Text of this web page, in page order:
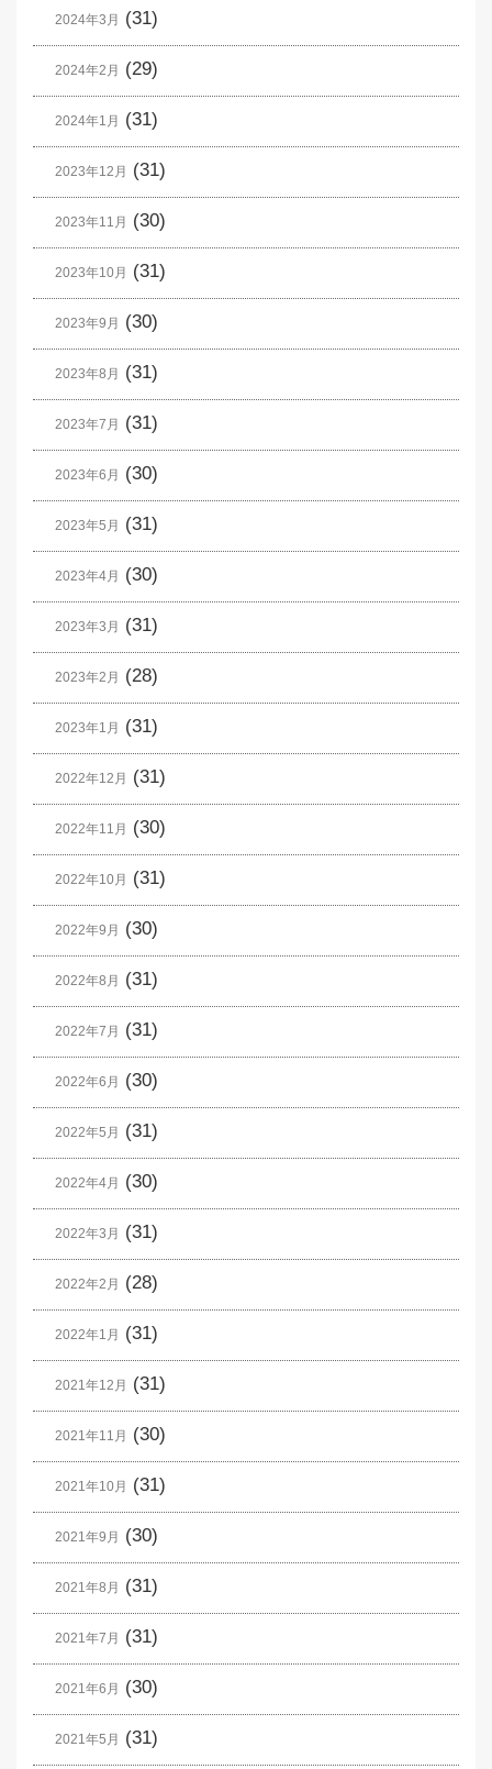
2024年3月 (31)
2024年2月 (29)
2024年1月 (31)
2023年12月 (31)
2023年11月 (30)
2023年10月 (31)
2023年9月 (30)
2023年8月 (31)
2023年7月 (31)
2023年6月 (30)
2023年5月 (31)
2023年4月 (30)
2023年3月 (31)
2023年2月 (28)
2023年1月 (31)
2022年12月 (31)
2022年11月 (30)
2022年10月 (31)
2022年9月 (30)
2022年8月 (31)
2022年7月 (31)
2022年6月 (30)
2022年5月 (31)
2022年4月 (30)
2022年3月 (31)
2022年2月 (28)
2022年1月 (31)
2021年12月 (31)
2021年11月 (30)
2021年10月 (31)
2021年9月 (30)
2021年8月 (31)
2021年7月 (31)
2021年6月 (30)
2021年5月 (31)